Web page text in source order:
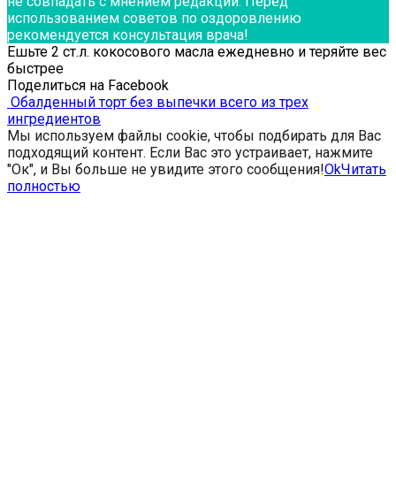
использованием советов по оздоровлению
рекомендуется консультация врача!
Ешьте 2 ст.л. кокосового масла ежедневно и теряйте вес
быстрее
Поделиться на Facebook
Обалденный торт без выпечки всего из трех
ингредиентов
Мы используем файлы cookie, чтобы подбирать для Вас
подходящий контент. Если Вас это устраивает, нажмите
"Ок", и Вы больше не увидите этого сообщения!OkЧитать
полностью